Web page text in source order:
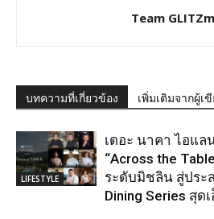
Team
บทความที่เกี่ยวข้อง เพิ่มเติมจากผู้เ
LIFESTYLE
เดอะ นาคา ไอแล
“Across the
ระดับมิชลิน สู่ประ
Dining Series สุด